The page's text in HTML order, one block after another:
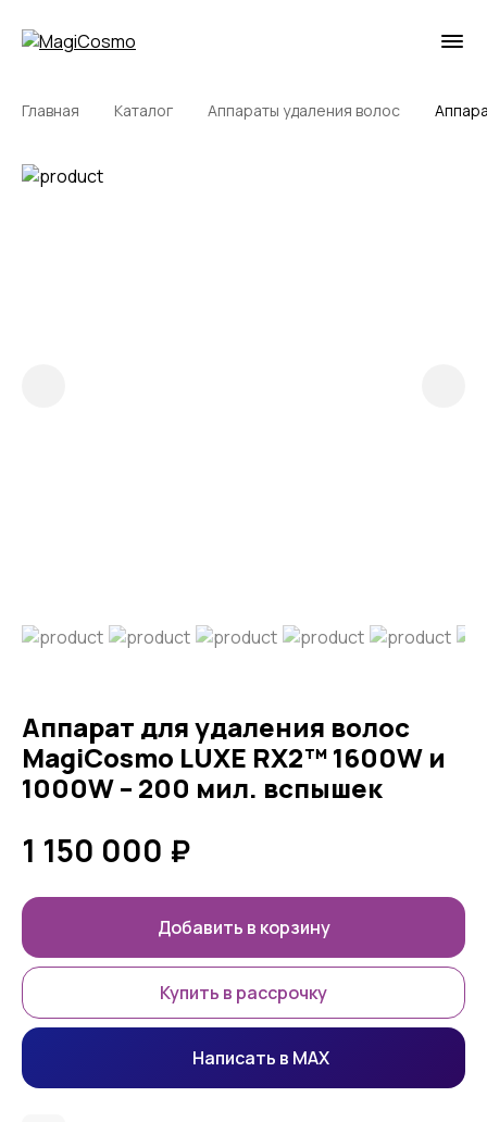
Главная Каталог Аппараты удаления волос
Аппарат для удаления волос
MagiCosmo LUXE RX2™ 1600W и
1000W – 200 мил. вспышек
1 150 000 ₽
Добавить в корзину
Купить в рассрочку
Написать в MAX